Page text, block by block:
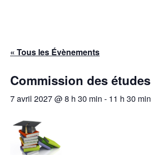
« Tous les Évènements
Commission des études
7 avril 2027 @ 8 h 30 min - 11 h 30 min